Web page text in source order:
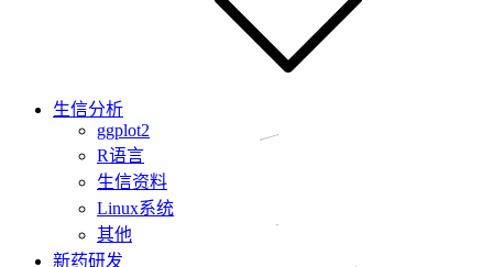
生信分析
ggplot2
R语言
生信资料
Linux系统
其他
新药研发